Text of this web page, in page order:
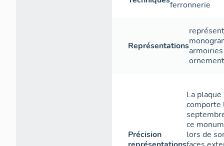
ferronnerie
Représentationsarmoiries
Précision
La
comporte
ce
lors de